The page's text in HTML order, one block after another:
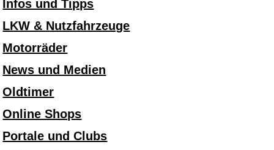
Infos und Tipps
LKW & Nutzfahrzeuge
Motorräder
News und Medien
Oldtimer
Online Shops
Portale und Clubs